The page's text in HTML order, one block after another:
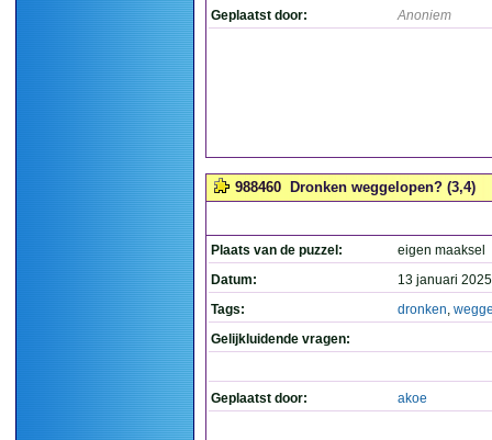
Geplaatst door: Anoniem
988460 Dronken weggelopen? (3,4)
Plaats van de puzzel:
eigen maaksel
Datum:
13 januari
Tags:
dronken,
Gelijkluidende vragen:
Geplaatst door: akoe